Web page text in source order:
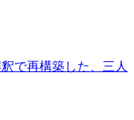
で再構築した、三人